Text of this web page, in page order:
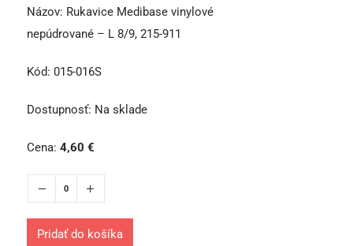
Názov: Rukavice Medibase vinylové
nepúdrované – L 8/9, 215-911
Kód: 015-016S
Dostupnosť: Na sklade
Cena: 4,60 €
Pridať do košíka